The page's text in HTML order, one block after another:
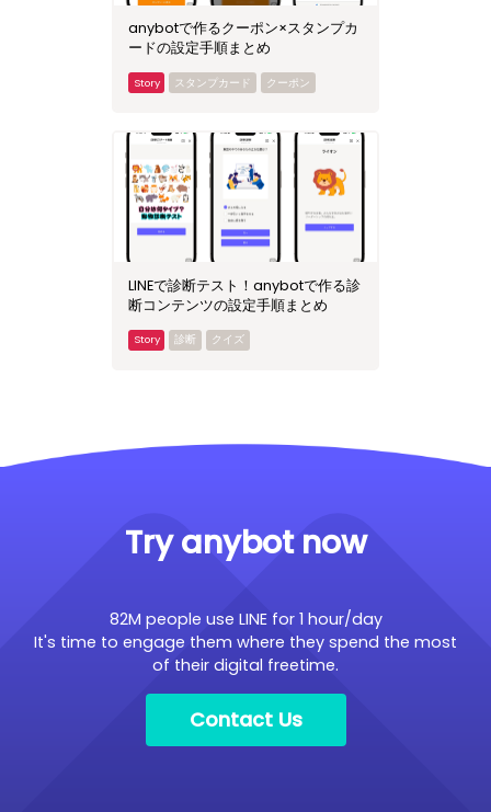
anybotで作るクーポン×スタンプカ
ードの設定手順まとめ
スタンプカード クーポン
LINEで診断テスト！anybotで作る診
断コンテンツの設定手順まとめ
診断 クイズ
Try anybot now
82M people use LINE for 1 hour/day
It's time to engage them where they spend the most
of their digital freetime.
Contact Us